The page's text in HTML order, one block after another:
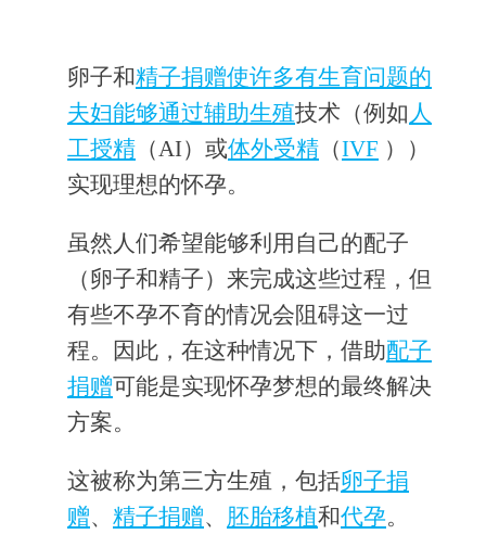
卵子和精子捐赠使许多有生育问题的
夫妇能够通过辅助生殖技术（例如 人
工授精 （AI）或体外受精 （IVF ））
实现理想的怀孕。
虽然人们希望能够利用自己的配子
（卵子和精子）来完成这些过程，但
有些不孕不育的情况会阻碍这一过
程。因此，在这种情况下，借助配子
捐赠可能是实现怀孕梦想的最终解决
方案。
这被称为第三方生殖，包括卵子捐
赠、 精子捐赠、 胚胎移植和代孕。